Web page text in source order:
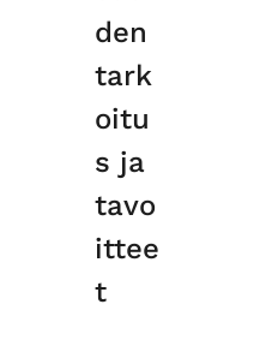
den
tark
oitu
s ja
tavo
ittee
t